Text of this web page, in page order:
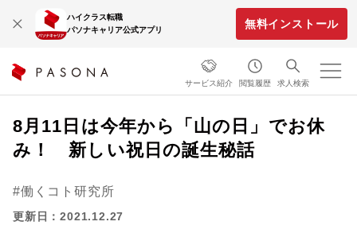
ハイクラス転職
パソナキャリア公式アプリ
無料インストール
サービス紹介 閲覧履歴 求人検索
8月11日は今年から「山の日」でお休
み！ 新しい祝日の誕生秘話
働くコト研究所
更新日：2021.12.27